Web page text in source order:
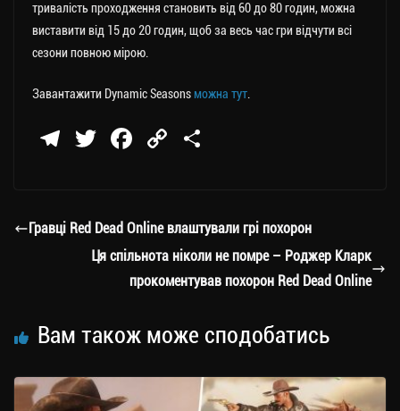
тривалість проходження становить від 60 до 80 годин, можна
виставити від 15 до 20 годин, щоб за весь час гри відчути всі
сезони повною мірою.
Завантажити Dynamic Seasons можна тут.
Te
a
T
er
Fa
ok
C
Li
nk
ли
ти
ся
Гравці Red Dead Online влаштували грі похорон
Ця спільнота ніколи не помре – Роджер Кларк
прокоментував похорон Red Dead Online
Вам також може сподобатись